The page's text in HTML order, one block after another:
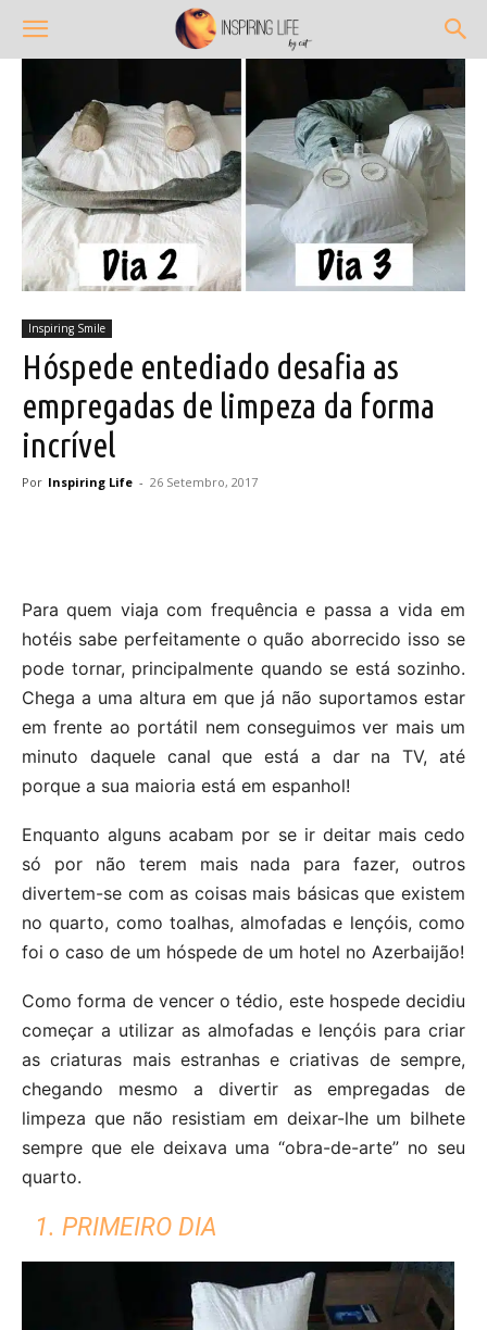
Inspiring Smile
Hóspede entediado desafia as
empregadas de limpeza da forma
incrível
Por Inspiring Life - 26 Setembro, 2017
Para quem viaja com frequência e passa a vida em
hotéis sabe perfeitamente o quão aborrecido isso se
pode tornar, principalmente quando se está sozinho.
Chega a uma altura em que já não suportamos estar
em frente ao portátil nem conseguimos ver mais um
minuto daquele canal que está a dar na TV, até
porque a sua maioria está em espanhol!
Enquanto alguns acabam por se ir deitar mais cedo
só por não terem mais nada para fazer, outros
divertem-se com as coisas mais básicas que existem
no quarto, como toalhas, almofadas e lençóis, como
foi o caso de um hóspede de um hotel no Azerbaijão!
Como forma de vencer o tédio, este hospede decidiu
começar a utilizar as almofadas e lençóis para criar
as criaturas mais estranhas e criativas de sempre,
chegando mesmo a divertir as empregadas de
limpeza que não resistiam em deixar-lhe um bilhete
sempre que ele deixava uma “obra-de-arte” no seu
quarto.
1. PRIMEIRO DIA